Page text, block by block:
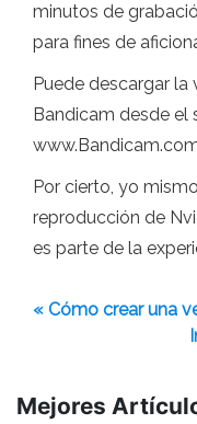
minutos de
para fines de
Puede descargar
Bandicam desde
Por cierto, yo
reproducción de
es parte de la
« Cómo crear una
Mejores